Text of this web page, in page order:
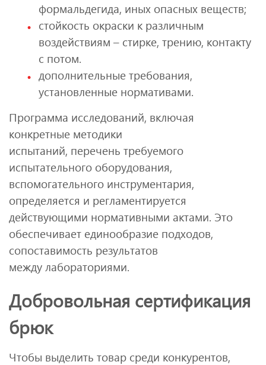
формальдегида, иных опасных веществ;
стойкость окраски к различным
воздействиям – стирке, трению, контакту
с потом.
дополнительные требования,
установленные нормативами.
Программа исследований, включая
конкретные методики
испытаний, перечень требуемого
испытательного оборудования,
вспомогательного инструментария,
определяется и регламентируется
действующими нормативными актами. Это
обеспечивает единообразие подходов,
сопоставимость результатов
между лабораториями.
Добровольная сертификация
брюк
Чтобы выделить товар среди конкурентов,